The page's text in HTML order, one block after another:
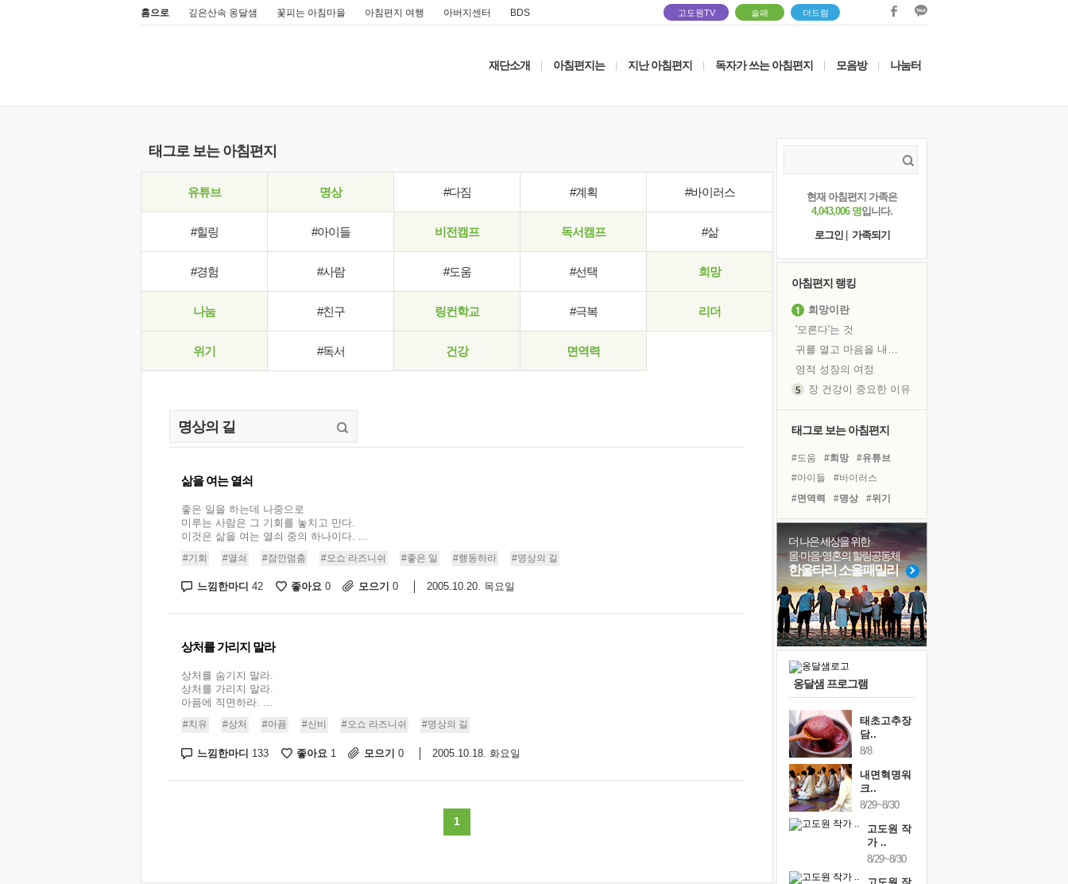
홈으로 깊은산속 옹달샘 꽃피는 아침마을 아침편지 여행 아버지센터 BDS 고도원TV 솔패 더드림
재단소개 아침편지는 지난 아침편지 독자가 쓰는 아침편지 모음방 나눔터
태그로 보는 아침편지
유튜브 명상 #다짐 #계획 #바이러스
#힐링 #아이들 비전캠프 독서캠프 #삶
#경험 #사람 #도움 #선택 희망
나눔 #친구 링컨학교 #극복 리더
위기 #독서 건강 면역력
삶을 여는 열쇠
좋은 일을 하는데 나중으로
미루는 사람은 그 기회를 놓치고 만다.
이것은 삶을 여는 열쇠 중의 하나이다. ...
#기회 #열쇠 #잠깐멈춤 #오쇼 라즈니쉬 #좋은 일 #행동하라 #명상의 길
느낌한마디 42 좋아요 0 모으기 0 2005.10.20. 목요일
상처를 가리지 말라
상처를 숨기지 말라.
상처를 가리지 말라.
아픔에 직면하라. ...
#치유 #상처 #아픔 #신비 #오쇼 라즈니쉬 #명상의 길
느낌한마디 133 좋아요 1 모으기 0 2005.10.18. 화요일
1
현재 아침편지 가족은
4,043,006 명입니다.
로그인
가족되기
아침편지 랭킹
희망이란
'모른다'는 것
귀를 열고 마음을 내어주고
영적 성장의 여정
장 건강이 중요한 이유
흙이 된 몸으로 출근하는 여자
꿈이 실제가 되는 것
'말 타는 법'을 먼저
졸업식 사진을 보며
아픈 아버지를 위한 공간 설계
극심한 변비, 어깨결림, 수면 장애
보고 싶은 어머니
유년 시절의 부산 영도 바다
못된 꼰대들
거울 속의 나
태그로 보는 아침편지
#도움 #희망
#유튜브
#아이들
#바이러스
#면역력
#명상
#위기
#링컨학교
#나눔
#경험
#리더
#비전캠프
#삶
#힐링
#계획
#독서
#극복
#선택
#건강
#독서캠프
더 나은 세상을 위한
몸·마음·영혼의 힐링공동체
한울타리 소울패밀리
옹달샘 프로그램
태초고추장
담..
8/8
내면혁명워
크..
8/29~8/30
고도원 작
가 ..
8/29~8/30